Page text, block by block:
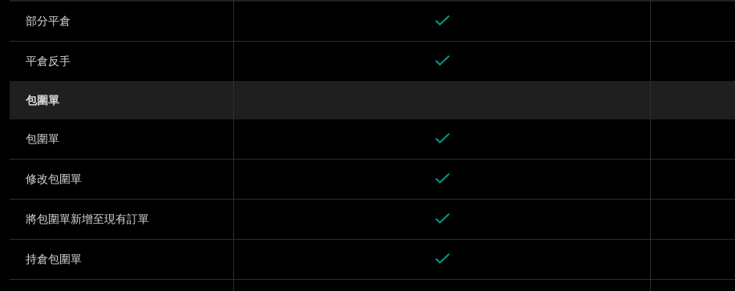
部分平倉
平倉反手
包圍單
包圍單
修改包圍單
將包圍單新增至現有訂單
持倉包圍單